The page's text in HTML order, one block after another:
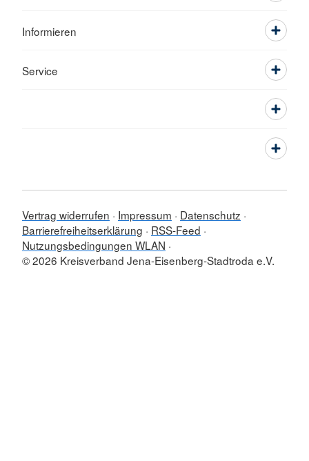
Informieren
Service
Vertrag widerrufen Impressum
Datenschutz
Barrierefreiheitserklärung
RSS-Feed
Nutzungsbedingungen WLAN
© 2026 Kreisverband Jena-Eisenberg-Stadtroda e.V.